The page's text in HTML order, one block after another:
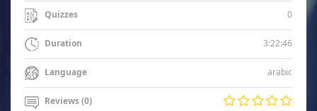
Quizzes 0
Duration 3:22:46
Language arabic
Reviews (0)